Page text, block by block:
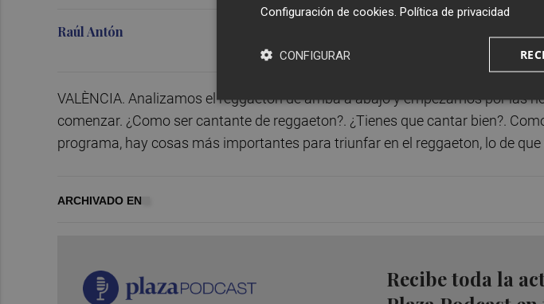
Raúl Antón
VALÈNCIA. Analizamos el reggaeton de arriba a abajo y empezamos por las
comenzar. ¿Como ser cantante de reggaeton?. ¿Tienes que cantar bien?.
programa, hay cosas más importantes para triunfar en el reggaeton, lo de
ARCHIVADO EN
Recibe toda la
Configuración de cookies Política de privacidad
CONFIGURAR